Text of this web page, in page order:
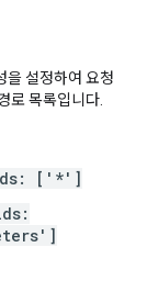
을 설정하여 요청
로 목록입니다.
['*']